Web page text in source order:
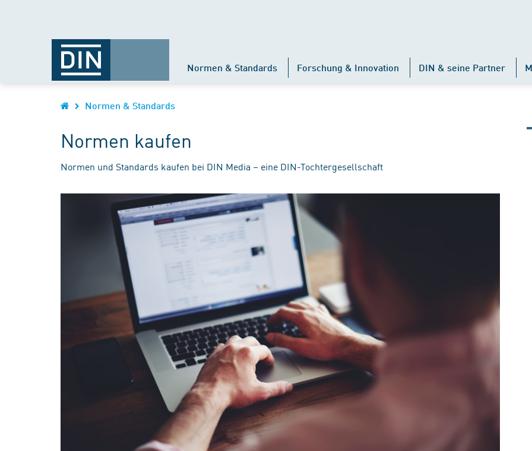
Normen & Standards Forschung & Innovation DIN & seine Partner
Normen & Standards
Normen kaufen
Normen und Standards kaufen bei DIN Media – eine DIN-Tochtergesellschaft